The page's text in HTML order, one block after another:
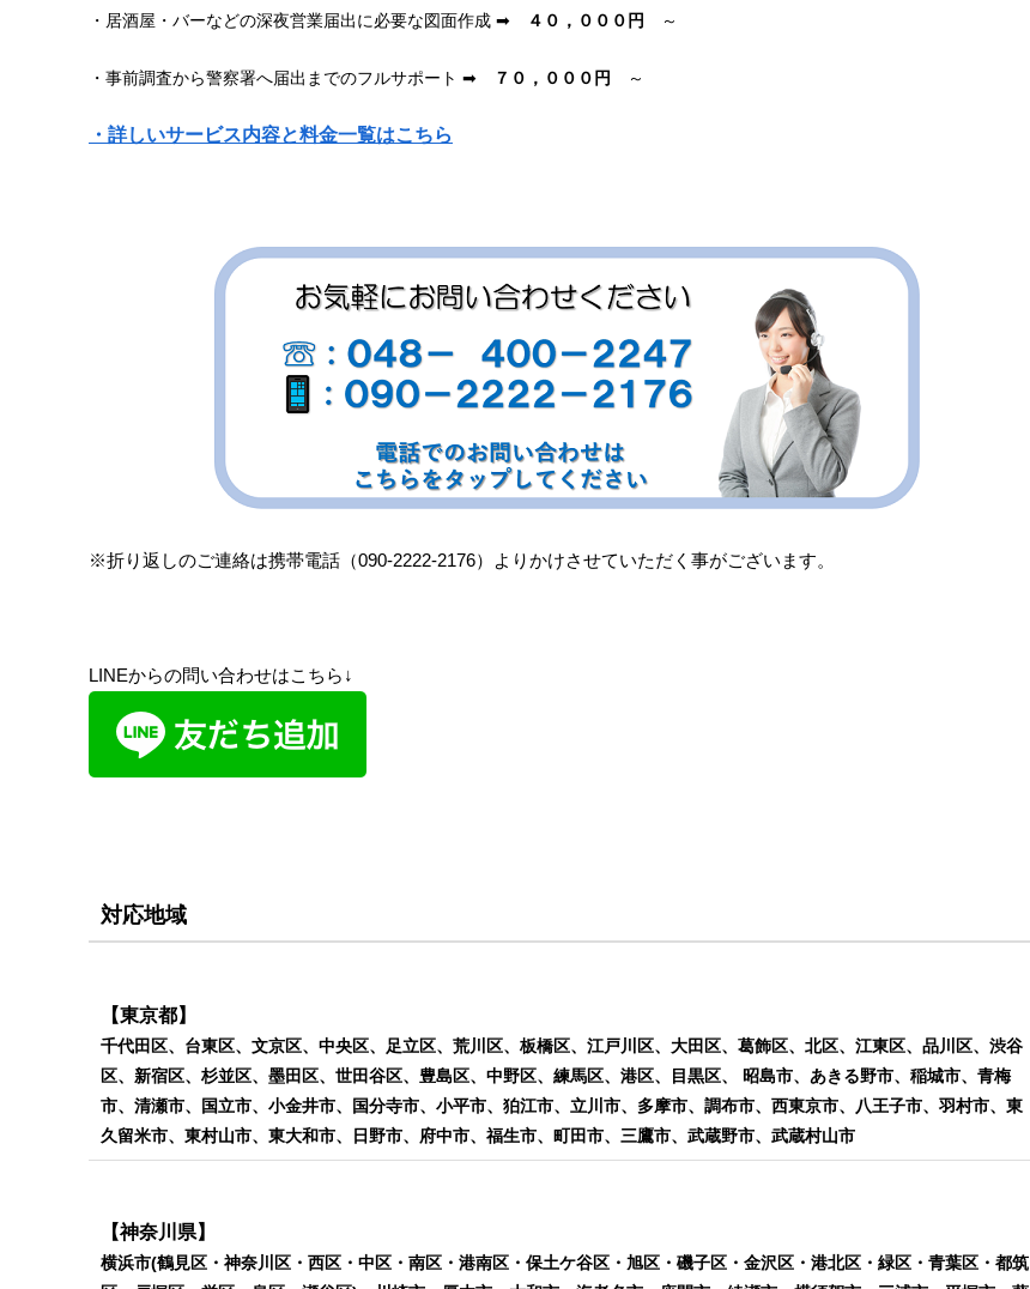
・居酒屋・バーなどの深夜営業届出に必要な図面作成 ➡ ４０，０００円 ～
・事前調査から警察署へ届出までのフルサポート ➡ ７０，０００円 ～
・詳しいサービス内容と料金一覧はこちら
※折り返しのご連絡は携帯電話（090-2222-2176）よりかけさせていただく事がございます。
LINEからの問い合わせはこちら↓
対応地域
【東京都】
千代田区、台東区、文京区、中央区、足立区、荒川区、板橋区、江戸川区、大田区、葛飾区、北区、江東区、品川区、渋谷
区、新宿区、杉並区、墨田区、世田谷区、豊島区、中野区、練馬区、港区、目黒区、 昭島市、あきる野市、稲城市、青梅
市、清瀬市、国立市、小金井市、国分寺市、小平市、狛江市、立川市、多摩市、調布市、西東京市、八王子市、羽村市、東
久留米市、東村山市、東大和市、日野市、府中市、福生市、町田市、三鷹市、武蔵野市、武蔵村山市
【神奈川県】
横浜市(鶴見区・神奈川区・西区・中区・南区・港南区・保土ケ谷区・旭区・磯子区・金沢区・港北区・緑区・青葉区・都筑